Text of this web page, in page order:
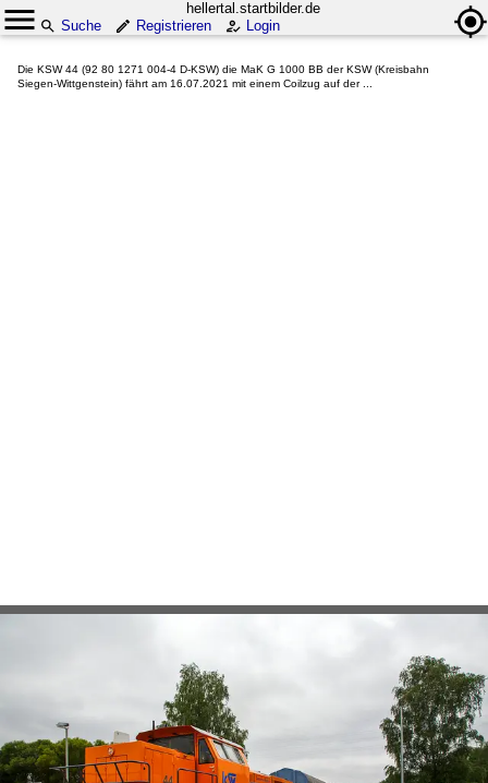
hellertal.startbilder.de
Suche
Registrieren Login
Die KSW 44 (92 80 1271 004-4 D-KSW) die MaK G 1000 BB der KSW (Kreisbahn
Siegen-Wittgenstein) fährt am 16.07.2021 mit einem Coilzug auf der ...